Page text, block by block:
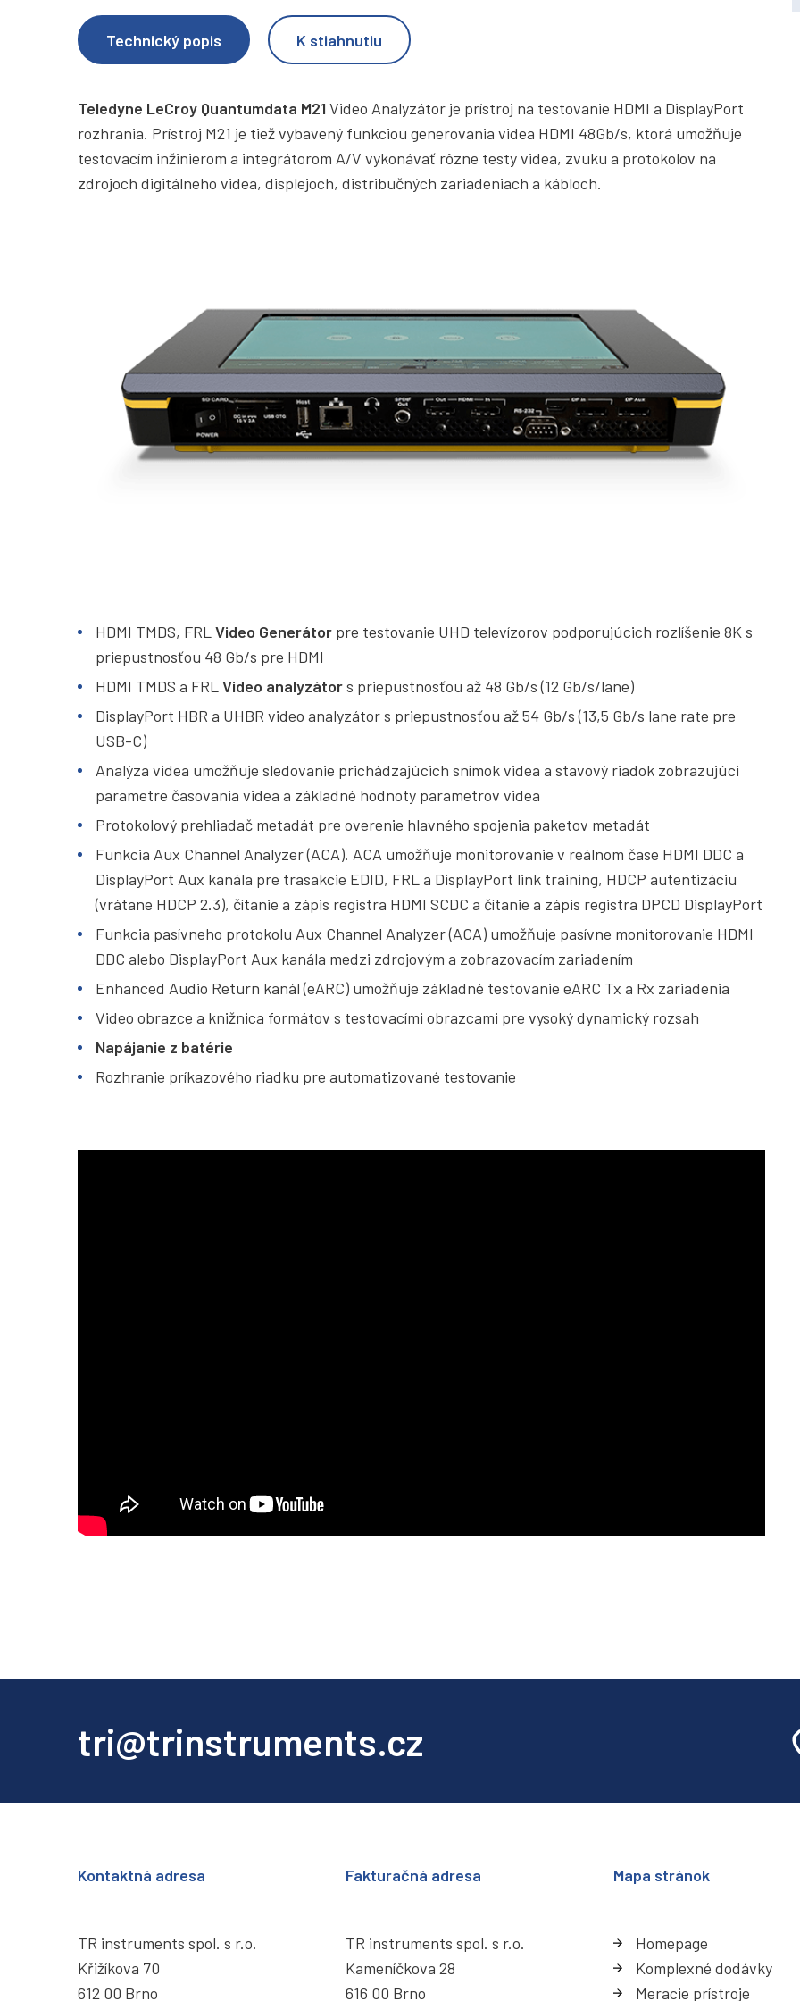
Technický popis K stiahnutiu
Teledyne LeCroy Quantumdata M21 Video Analyzátor je prístroj na testovanie HDMI a DisplayPort
rozhrania. Prístroj M21 je tiež vybavený funkciou generovania videa HDMI 48Gb/s, ktorá umožňuje
testovacím inžinierom a integrátorom A/V vykonávať rôzne testy videa, zvuku a protokolov na
zdrojoch digitálneho videa, displejoch, distribučných zariadeniach a kábloch.
HDMI TMDS, FRL Video Generátor pre testovanie UHD televízorov podporujúcich rozlíšenie 8K s
priepustnosťou 48 Gb/s pre HDMI
HDMI TMDS a FRL Video analyzátors priepustnosťou až 48 Gb/s (12 Gb/s/lane)
DisplayPort HBR a UHBR video analyzátor s priepustnosťou až 54 Gb/s (13,5 Gb/s lane rate pre
USB-C)
Analýza videa umožňuje sledovanie prichádzajúcich snímok videa a stavový riadok zobrazujúci
parametre časovania videa a základné hodnoty parametrov videa
Protokolový prehliadač metadát pre overenie hlavného spojenia paketov metadát
Funkcia Aux Channel Analyzer (ACA). ACA umožňuje monitorovanie v reálnom čase HDMI DDC a
DisplayPort Aux kanála pre trasakcie EDID, FRL a DisplayPort link training, HDCP autentizáciu
(vrátane HDCP 2.3), čítanie a zápis registra HDMI SCDC a čítanie a zápis registra DPCD DisplayPort
Funkcia pasívneho protokolu Aux Channel Analyzer (ACA) umožňuje pasívne monitorovanie HDMI
DDC alebo DisplayPort Aux kanála medzi zdrojovým a zobrazovacím zariadením
Enhanced Audio Return kanál (eARC) umožňuje základné testovanie eARC Tx a Rx zariadenia
Video obrazce a knižnica formátov s testovacími obrazcami pre vysoký dynamický rozsah
Napájanie z batérie
Rozhranie príkazového riadku pre automatizované testovanie
tri@trinstruments.cz
Kontaktná adresa
TR instruments spol. s r.o.
Křižíkova 70
612 00 Brno
Fakturačná adresa
TR instruments spol. s r.o.
Kameníčkova 28
616 00 Brno
Mapa stránok
Homepage
Komplexné dodávky
Meracie prístroje